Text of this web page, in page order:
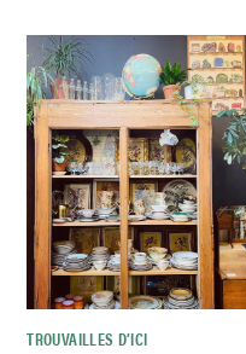
TROUVAILLES D’ICI